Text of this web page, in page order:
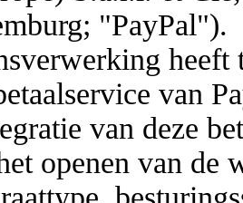
"PayPal").
van
van deze
openen van de